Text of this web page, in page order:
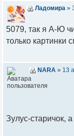
Ладомира »
5079, так я А-Ю
только картинки
NARA » 13
Зулус-старичок,